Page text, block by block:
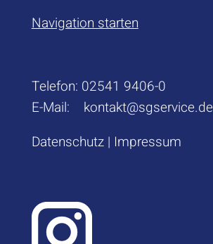
Navigation starten
Telefon: 02541 9406-0
E-Mail: kontakt@sgservice.de
Datenschutz| Impressum